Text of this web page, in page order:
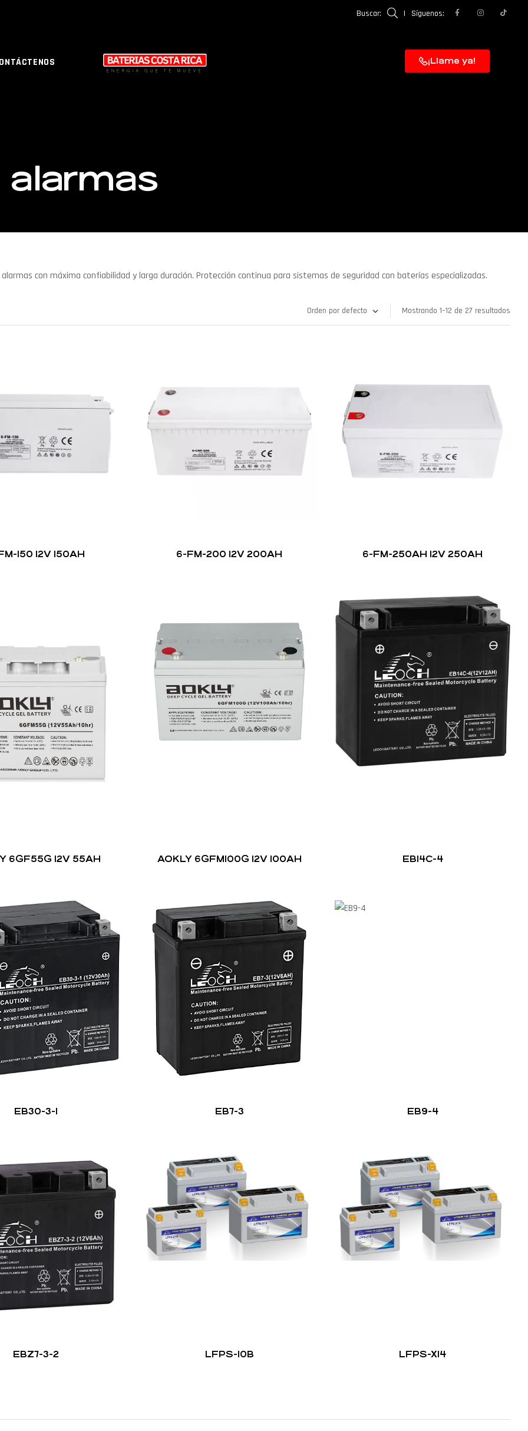
Buscar: | Síguenos:
¡Llame ya!
alarmas
con máxima confiabilidad y larga duración. Protección continua para sistemas de seguridad con baterías especializadas.
Mostrando 1–12 de 27 resultados
150 12V 150AH 6-FM-200 12V 200AH 6-FM-250AH 12V 250AH
6GF55G 12V 55AH AOKLY 6GFM100G 12V 100AH EB14C-4
EB30-3-1 EB7-3 EB9-4
EBZ7-3-2 LFPS-10B LFPS-X14